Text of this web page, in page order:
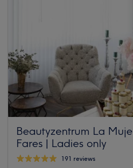
Beautyzentrum La
Fares | Ladies only
191 reviews